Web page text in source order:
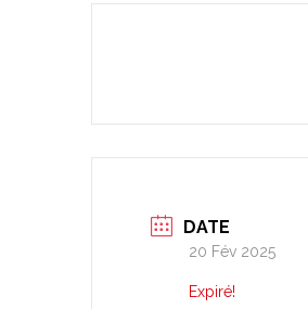
DATE
20 Fév 2025
Expiré!